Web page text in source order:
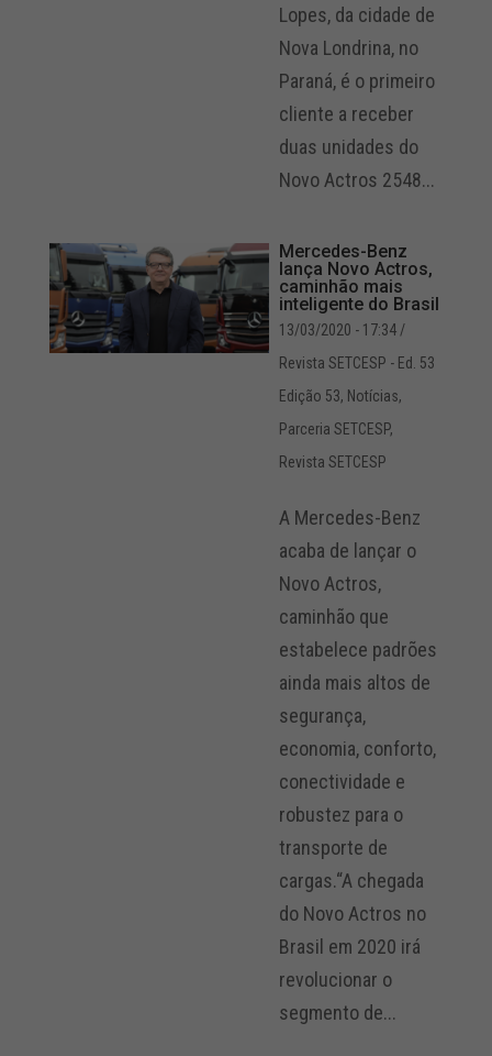
Lopes, da cidade de
Nova Londrina, no
Paraná, é o primeiro
cliente a receber
duas unidades do
Novo Actros 2548...
Mercedes-Benz
lança Novo Actros,
caminhão mais
inteligente do Brasil
13/03/2020 - 17:34/
Revista SETCESP - Ed. 53
Edição 53, Notícias,
Parceria SETCESP,
Revista SETCESP
A Mercedes-Benz
acaba de lançar o
Novo Actros,
caminhão que
estabelece padrões
ainda mais altos de
segurança,
economia, conforto,
conectividade e
robustez para o
transporte de
cargas.“A chegada
do Novo Actros no
Brasil em 2020 irá
revolucionar o
segmento de...